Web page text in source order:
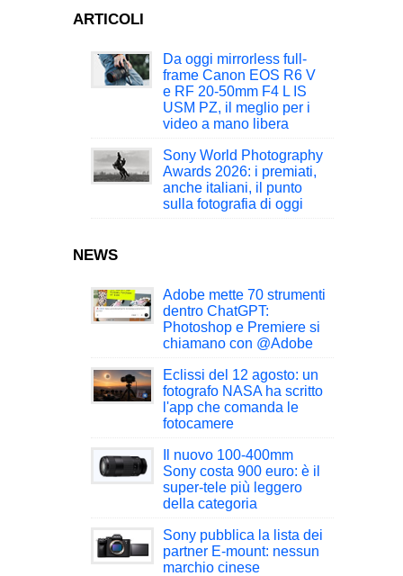
ARTICOLI
Da oggi mirrorless full-
frame Canon EOS R6 V
e RF 20-50mm F4 L IS
USM PZ, il meglio per i
video a mano libera
Sony World Photography
Awards 2026: i premiati,
anche italiani, il punto
sulla fotografia di oggi
NEWS
Adobe mette 70 strumenti
dentro ChatGPT:
Photoshop e Premiere si
chiamano con @Adobe
Eclissi del 12 agosto: un
fotografo NASA ha scritto
l'app che comanda le
fotocamere
Il nuovo 100-400mm
Sony costa 900 euro: è il
super-tele più leggero
della categoria
Sony pubblica la lista dei
partner E-mount: nessun
marchio cinese